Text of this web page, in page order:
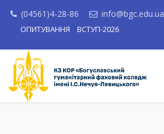
(04561)4-28-86
info@bgc.edu.ua
ОПИТУВАННЯ ВСТУП-2026